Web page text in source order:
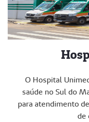
O Hospital
saúde no Sul do
para atendimento
de